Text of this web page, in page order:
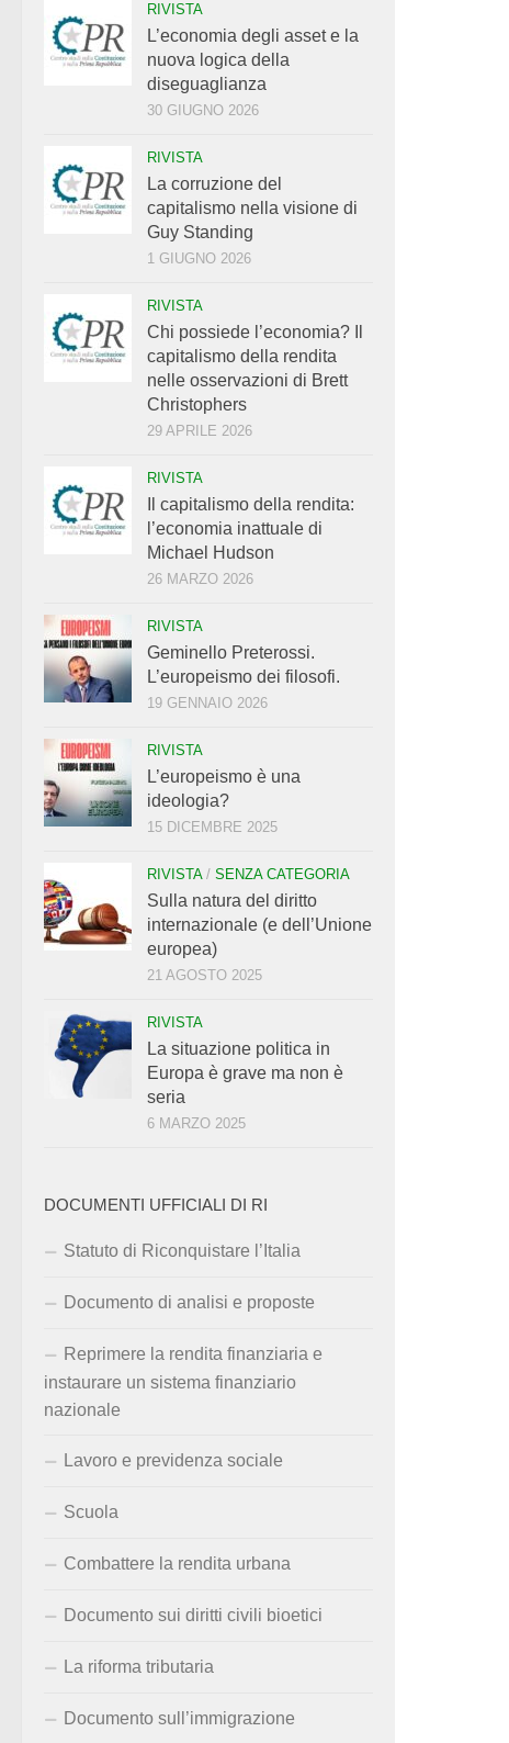
RIVISTA
L’economia degli asset e la
nuova logica della
diseguaglianza
30 GIUGNO 2026
RIVISTA
La corruzione del
capitalismo nella visione di
Guy Standing
1 GIUGNO 2026
RIVISTA
Chi possiede l’economia? Il
capitalismo della rendita
nelle osservazioni di Brett
Christophers
29 APRILE 2026
RIVISTA
Il capitalismo della rendita:
l’economia inattuale di
Michael Hudson
26 MARZO 2026
RIVISTA
Geminello Preterossi.
L’europeismo dei filosofi.
19 GENNAIO 2026
RIVISTA
L’europeismo è una
ideologia?
15 DICEMBRE 2025
RIVISTA/ SENZA CATEGORIA
Sulla natura del diritto
internazionale (e dell’Unione
europea)
21 AGOSTO 2025
RIVISTA
La situazione politica in
Europa è grave ma non è
seria
6 MARZO 2025
DOCUMENTI UFFICIALI DI RI
Statuto di Riconquistare l’Italia
Documento di analisi e proposte
Reprimere la rendita finanziaria e
instaurare un sistema finanziario
nazionale
Lavoro e previdenza sociale
Scuola
Combattere la rendita urbana
Documento sui diritti civili bioetici
La riforma tributaria
Documento sull’immigrazione